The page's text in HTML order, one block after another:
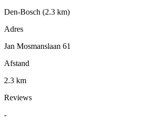
Den-Bosch (2.3 km)
Adres
Jan Mosmanslaan 61
Afstand
2.3 km
Reviews
-